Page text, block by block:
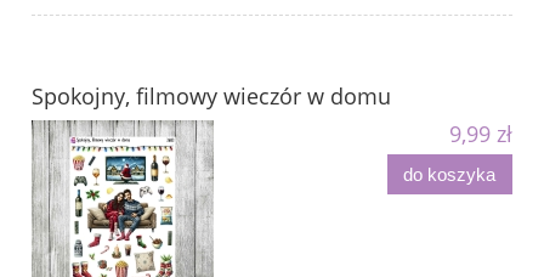
Spokojny, filmowy wieczór w domu
9,99 zł
do koszyka